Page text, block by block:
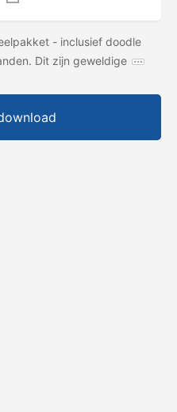
- inclusief doodle
Dit zijn geweldige